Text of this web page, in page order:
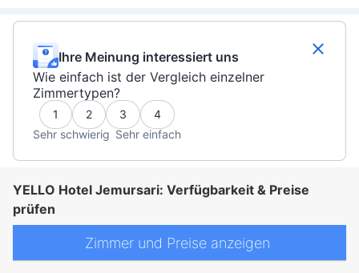
Ihre Meinung interessiert uns
Wie einfach ist der Vergleich einzelner
Zimmertypen?
1 2 3
4
Sehr schwierig Sehr einfach
YELLO Hotel Jemursari: Verfügbarkeit & Preise
prüfen
Zimmer und Preise anzeigen